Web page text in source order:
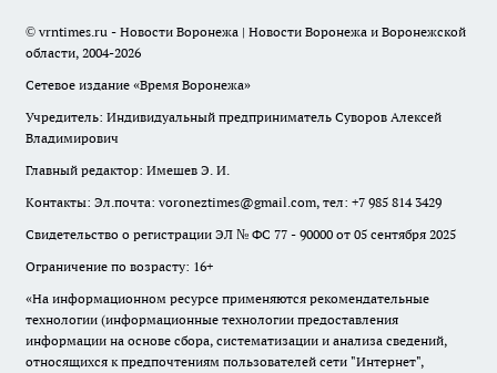
© vrntimes.ru - Новости Воронежа | Новости Воронежа и Воронежской
области, 2004-2026
Сетевое издание «Время Воронежа»
Учредитель: Индивидуальный предприниматель Суворов Алексей
Владимирович
Главный редактор: Имешев Э. И.
Контакты: Эл.почта: voroneztimes@gmail.com, тел: +7 985 814 3429
Свидетельство о регистрации ЭЛ № ФС 77 - 90000 от 05 сентября 2025
Ограничение по возрасту: 16+
«На информационном ресурсе применяются рекомендательные
технологии (информационные технологии предоставления
информации на основе сбора, систематизации и анализа сведений,
относящихся к предпочтениям пользователей сети "Интернет",